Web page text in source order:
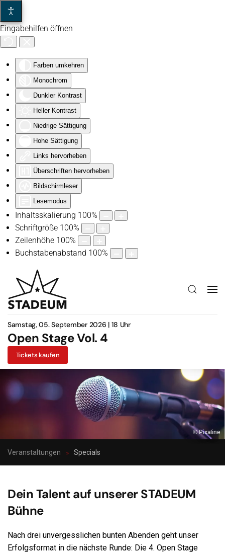
Eingabehilfen öffnen
Farben umkehren
Monochrom
Dunkler Kontrast
Heller Kontrast
Niedrige Sättigung
Hohe Sättigung
Links hervorheben
Überschriften hervorheben
Bildschirmleser
Lesemodus
Inhaltsskalierung 100%
Schriftgröße 100%
Zeilenhöhe 100%
Buchstabenabstand 100%
Zum Hauptinhalt springen
Samstag, 05. September 2026 | 18 Uhr
Open Stage Vol. 4
Tickets kaufen
© Pixaline
Veranstaltungen Specials
Dein Talent auf unserer STADEUM
Bühne
Nach drei unvergesslichen bunten Abenden geht unser
Erfolgsformat in die nächste Runde: Die 4. Open Stage